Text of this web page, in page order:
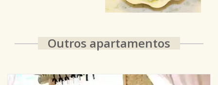
Outros apartamentos